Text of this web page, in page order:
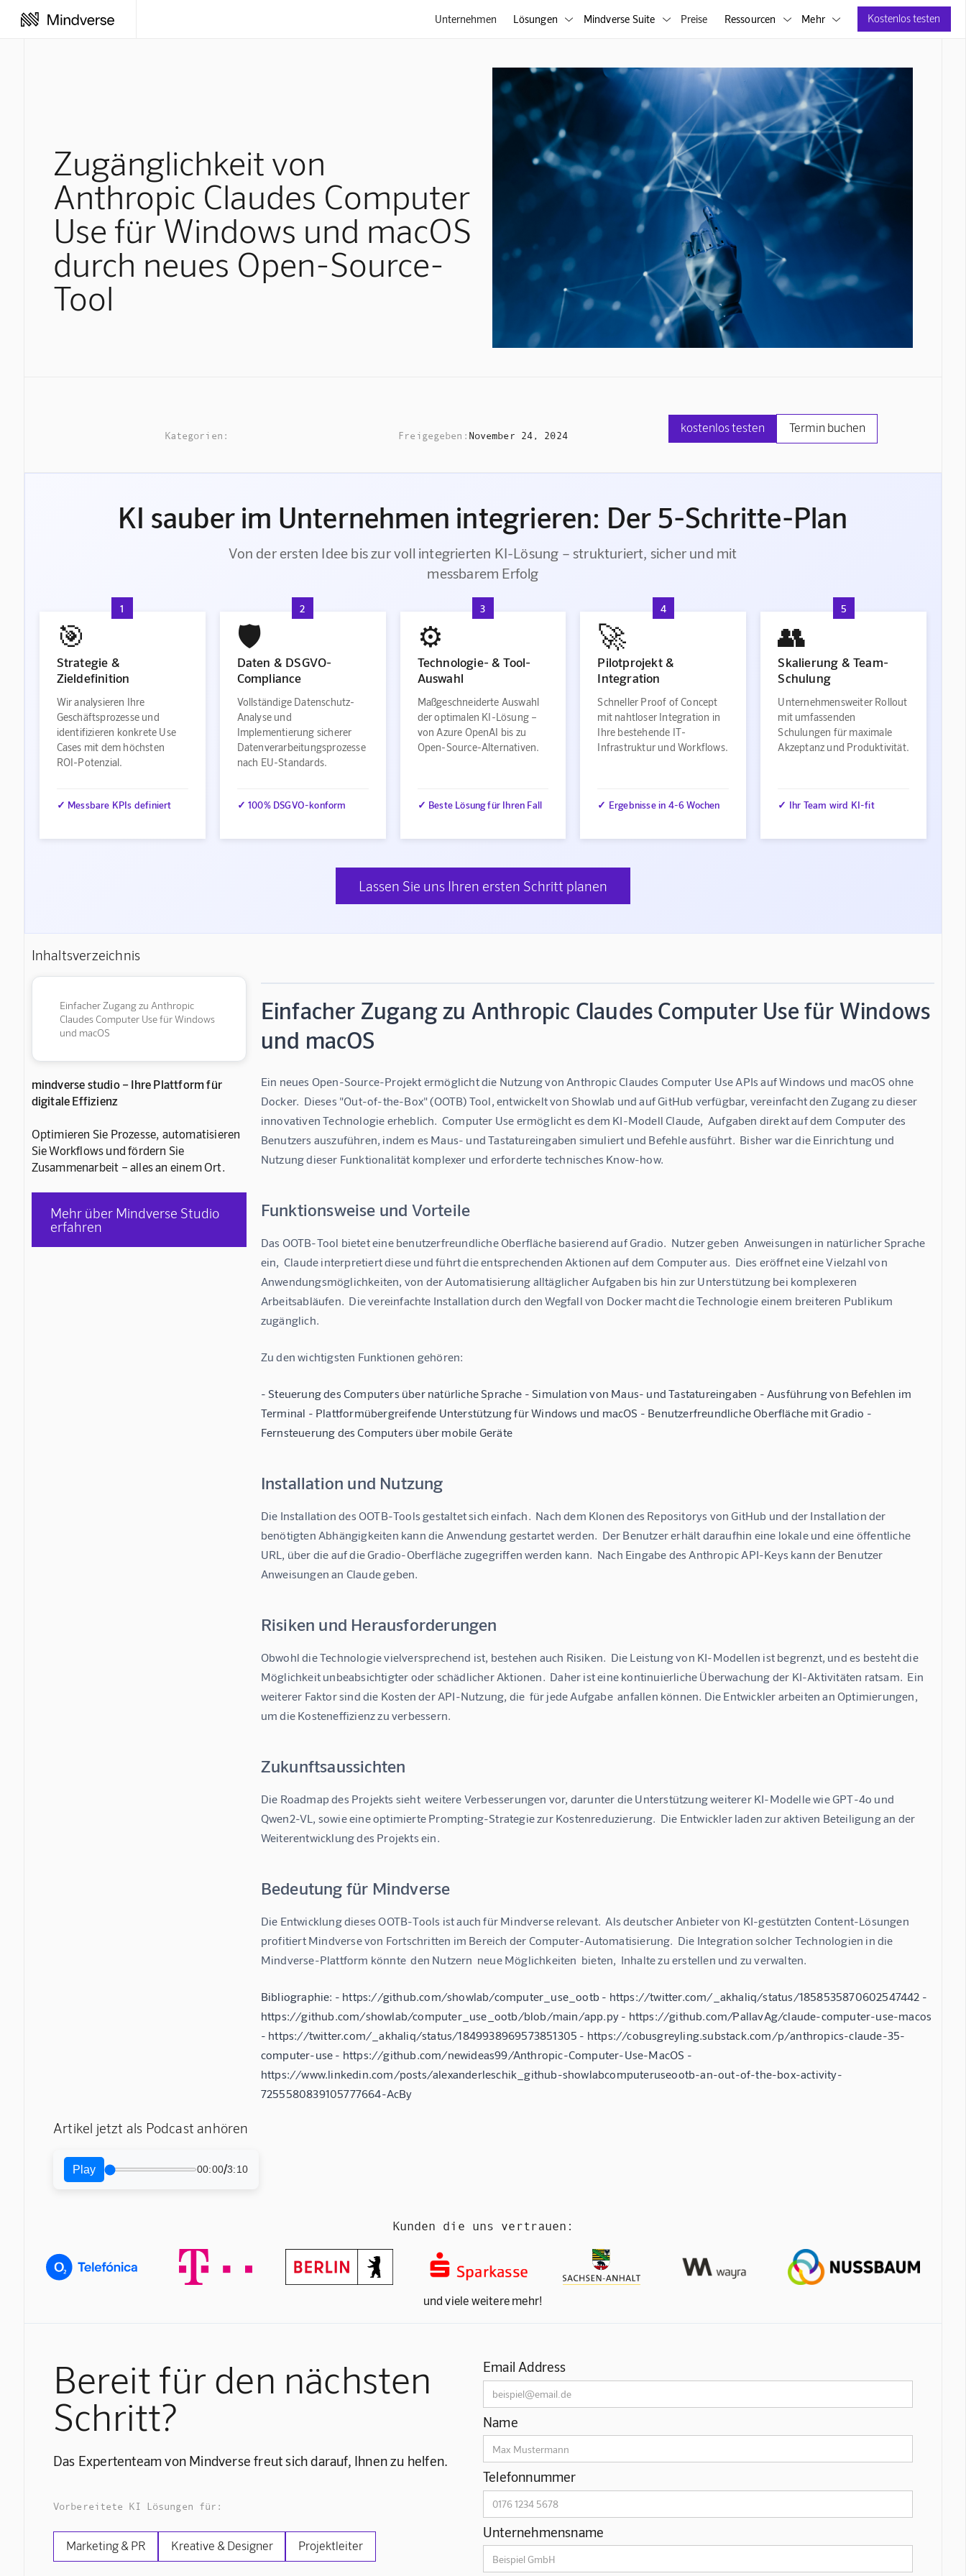
Unternehmen Lösungen  Mindverse Suite  Preise Ressourcen  Mehr  Kostenlos testen
Zugänglichkeit von
Anthropic Claudes Computer
Use für Windows und macOS
durch neues Open-Source-
Tool
Kategorien: Freigegeben: November 24, 2024
kostenlos testen Termin buchen
KI sauber im Unternehmen integrieren: Der 5-Schritte-Plan
Von der ersten Idee bis zur voll integrierten KI-Lösung – strukturiert, sicher und mit
messbarem Erfolg
1
🎯
Strategie &
Zieldefinition
Wir analysieren Ihre
Geschäftsprozesse und
identifizieren konkrete Use
Cases mit dem höchsten
ROI-Potenzial.
✓ Messbare KPIs definiert
2
🛡️
Daten & DSGVO-
Compliance
Vollständige Datenschutz-
Analyse und
Implementierung sicherer
Datenverarbeitungsprozesse
nach EU-Standards.
✓ 100% DSGVO-konform
3
⚙️
Technologie- & Tool-
Auswahl
Maßgeschneiderte Auswahl
der optimalen KI-Lösung –
von Azure OpenAI bis zu
Open-Source-Alternativen.
✓ Beste Lösung für Ihren Fall
4
🚀
Pilotprojekt &
Integration
Schneller Proof of Concept
mit nahtloser Integration in
Ihre bestehende IT-
Infrastruktur und Workflows.
✓ Ergebnisse in 4-6 Wochen
5
👥
Skalierung & Team-
Schulung
Unternehmensweiter Rollout
mit umfassenden
Schulungen für maximale
Akzeptanz und Produktivität.
✓ Ihr Team wird KI-fit
Lassen Sie uns Ihren ersten Schritt planen
Inhaltsverzeichnis
Einfacher Zugang zu Anthropic
Claudes Computer Use für Windows
und macOS
mindverse studio – Ihre Plattform für
digitale Effizienz
Optimieren Sie Prozesse, automatisieren
Sie Workflows und fördern Sie
Zusammenarbeit – alles an einem Ort.
Mehr über Mindverse Studio
erfahren
Einfacher Zugang zu Anthropic Claudes Computer Use für Windows
und macOS
Ein neues Open-Source-Projekt ermöglicht die Nutzung von Anthropic Claudes Computer Use APIs auf Windows und macOS ohne
Docker.  Dieses "Out-of-the-Box" (OOTB) Tool, entwickelt von Showlab und auf GitHub verfügbar, vereinfacht den Zugang zu dieser
innovativen Technologie erheblich.  Computer Use ermöglicht es dem KI-Modell Claude,  Aufgaben direkt auf dem Computer des
Benutzers auszuführen, indem es Maus- und Tastatureingaben simuliert und Befehle ausführt.  Bisher war die Einrichtung und
Nutzung dieser Funktionalität komplexer und erforderte technisches Know-how.
Funktionsweise und Vorteile
Das OOTB-Tool bietet eine benutzerfreundliche Oberfläche basierend auf Gradio.  Nutzer geben  Anweisungen in natürlicher Sprache
ein,  Claude interpretiert diese und führt die entsprechenden Aktionen auf dem Computer aus.  Dies eröffnet eine Vielzahl von
Anwendungsmöglichkeiten, von der Automatisierung alltäglicher Aufgaben bis hin zur Unterstützung bei komplexeren
Arbeitsabläufen.  Die vereinfachte Installation durch den Wegfall von Docker macht die Technologie einem breiteren Publikum
zugänglich.
Zu den wichtigsten Funktionen gehören:
- Steuerung des Computers über natürliche Sprache - Simulation von Maus- und Tastatureingaben - Ausführung von Befehlen im
Terminal - Plattformübergreifende Unterstützung für Windows und macOS - Benutzerfreundliche Oberfläche mit Gradio -
Fernsteuerung des Computers über mobile Geräte
Installation und Nutzung
Die Installation des OOTB-Tools gestaltet sich einfach.  Nach dem Klonen des Repositorys von GitHub und der Installation der
benötigten Abhängigkeiten kann die Anwendung gestartet werden.  Der Benutzer erhält daraufhin eine lokale und eine öffentliche
URL, über die auf die Gradio-Oberfläche zugegriffen werden kann.  Nach Eingabe des Anthropic API-Keys kann der Benutzer
Anweisungen an Claude geben.
Risiken und Herausforderungen
Obwohl die Technologie vielversprechend ist, bestehen auch Risiken.  Die Leistung von KI-Modellen ist begrenzt, und es besteht die
Möglichkeit unbeabsichtigter oder schädlicher Aktionen.  Daher ist eine kontinuierliche Überwachung der KI-Aktivitäten ratsam.  Ein
weiterer Faktor sind die Kosten der API-Nutzung, die  für jede Aufgabe  anfallen können. Die Entwickler arbeiten an Optimierungen,
um die Kosteneffizienz zu verbessern.
Zukunftsaussichten
Die Roadmap des Projekts sieht  weitere Verbesserungen vor, darunter die Unterstützung weiterer KI-Modelle wie GPT-4o und
Qwen2-VL, sowie eine optimierte Prompting-Strategie zur Kostenreduzierung.  Die Entwickler laden zur aktiven Beteiligung an der
Weiterentwicklung des Projekts ein.
Bedeutung für Mindverse
Die Entwicklung dieses OOTB-Tools ist auch für Mindverse relevant.  Als deutscher Anbieter von KI-gestützten Content-Lösungen
profitiert Mindverse von Fortschritten im Bereich der Computer-Automatisierung.  Die Integration solcher Technologien in die
Mindverse-Plattform könnte  den Nutzern  neue Möglichkeiten  bieten,  Inhalte zu erstellen und zu verwalten.
Bibliographie: - https://github.com/showlab/computer_use_ootb - https://twitter.com/_akhaliq/status/1858535870602547442 -
https://github.com/showlab/computer_use_ootb/blob/main/app.py - https://github.com/PallavAg/claude-computer-use-macos
- https://twitter.com/_akhaliq/status/1849938969573851305 - https://cobusgreyling.substack.com/p/anthropics-claude-35-
computer-use - https://github.com/newideas99/Anthropic-Computer-Use-MacOS -
https://www.linkedin.com/posts/alexanderleschik_github-showlabcomputeruseootb-an-out-of-the-box-activity-
7255580839105777664-AcBy
Artikel jetzt als Podcast anhören
Play 00:00/3:10
Kunden die uns vertrauen:
und viele weitere mehr!
Bereit für den nächsten
Schritt?
Das Expertenteam von Mindverse freut sich darauf, Ihnen zu helfen.
Vorbereitete KI Lösungen für:
Marketing & PR Kreative & Designer Projektleiter
Email Address
Name
Telefonnummer
Unternehmensname